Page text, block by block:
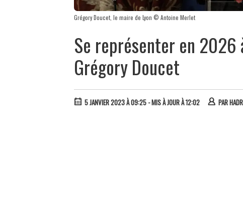
Grégory Doucet, le maire de Lyon © Antoine Merlet
Se représenter en 2026
Grégory Doucet
5 JANVIER 2023 À 09:25 - MIS À JOUR À 12:02 PAR